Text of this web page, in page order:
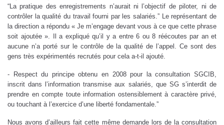
“La pratique des enregistrements n’aurait ni l’objectif de piloter, ni de
contrôler la qualité du travail fourni par les salariés.” Le représentant de
la direction a répondu « Je m’engage devant vous à ce que cette phrase
soit ajoutée ». Il a expliqué qu’il y a entre 6 ou 8 réécoutes par an et
aucune n’a porté sur le contrôle de la qualité de l’appel. Ce sont des
gens très expérimentés recrutés pour cela a-t-il ajouté.
- Respect du principe obtenu en 2008 pour la consultation SGCIB,
inscrit dans l’information transmise aux salariés, que SG s’interdit de
prendre en compte toute information ostensiblement à caractère privé,
ou touchant à l’exercice d’une liberté fondamentale.”
Nous avons d’ailleurs fait cette même demande lors de la consultation